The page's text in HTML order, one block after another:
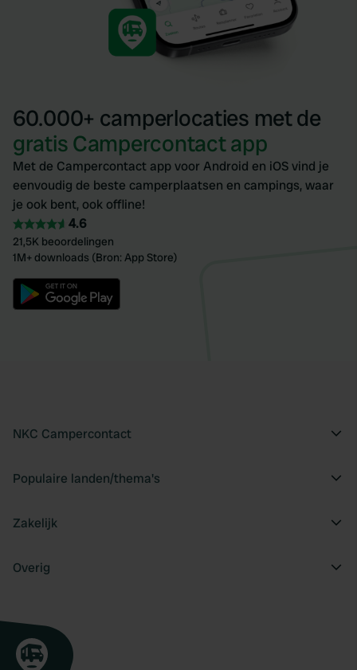
60.000+ camperlocaties met de
gratis Campercontact app
Met de Campercontact app voor Android en iOS vind je
eenvoudig de beste camperplaatsen en campings, waar
je ook bent, ook offline!
4.6
21,5K beoordelingen
1M+ downloads (Bron: App Store)
NKC Campercontact
Populaire landen/thema's
Zakelijk
Overig